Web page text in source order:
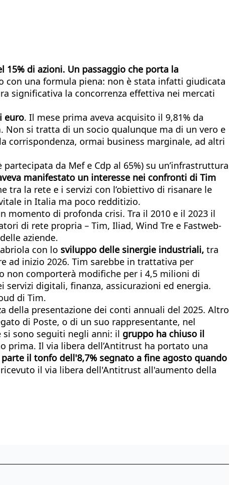
15% di azioni. Un passaggio che porta la
con una formula piena: non è stata infatti giudicata
significativa la concorrenza effettiva nei mercati
euro. Il mese prima aveva acquisito il 9,81% da
si tratta di un socio qualunque ma di un vero e
ormai business marginale, ad altri
da Mef e Cdp al 65%) su un’infrastruttura
manifestato un interesse nei confronti di Tim
tra la rete e i servizi con l’obiettivo di risanare le
in Italia ma poco redditizio.
di profonda crisi. Tra il 2010 e il 2023 il
di rete propria – Tim, Iliad, Wind Tre e Fastweb-
aziende.
con lo sviluppo delle sinergie industriali, tra
ad inizio 2026. Tim sarebbe in trattativa per
non comporterà modifiche per i 4,5 milioni di
digitali, finanza, assicurazioni ed energia.
di Tim.
della presentazione dei conti annuali del 2025. Altro
di Poste, o di un suo rappresentante, nel
sono seguiti negli anni: il gruppo ha chiuso il
prima. Il via libera dell’Antitrust ha portato una
il tonfo dell'8,7% segnato a fine agosto quando
il via libera dell'Antitrust all'aumento della